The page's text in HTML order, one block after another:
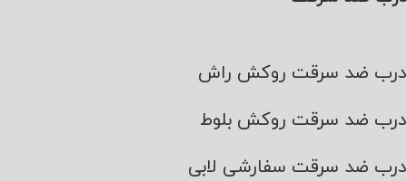
درب ضد سرقت روکش راش
درب ضد سرقت روکش بلوط
درب ضد سرقت سفارشی لابی